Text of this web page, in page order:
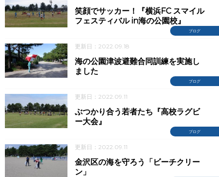
ブログ
笑顔でサッカー！『横浜FC スマイル
フェスティバル in海の公園校』
更新日：2022.09.18
ブログ
海の公園津波避難合同訓練を実施し
ました
更新日：2022.09.11
ブログ
ぶつかり合う若者たち『高校ラグビ
ー大会』
更新日：2022.09.11
金沢区の海を守ろう「ビーチクリー
ン」